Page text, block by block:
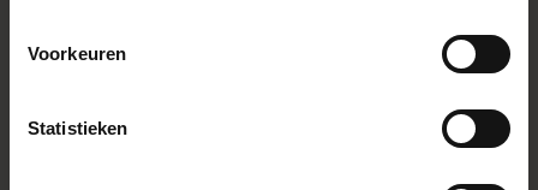
Voorkeuren
Statistieken